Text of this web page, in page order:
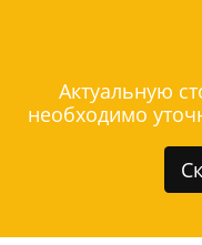
Актуальную
необходимо